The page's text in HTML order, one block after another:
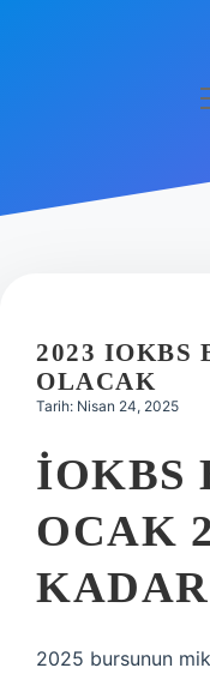
Hakkımızda
2023 IOKBS
OLACAK
Tarih: Nisan 24, 2025
İOKBS
OCAK
2025 bursunun